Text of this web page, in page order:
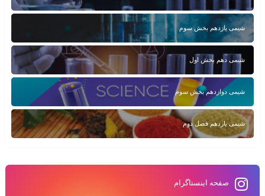
شیمی یازدهم بخش سوم
شیمی دهم بخش اول
شیمی دوازدهم بخش سوم
شیمی یازدهم فصل دوم
صفحه اینستاگرام